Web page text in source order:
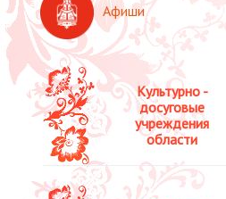
Культурно -
досуговые
учреждения
области
Афиши